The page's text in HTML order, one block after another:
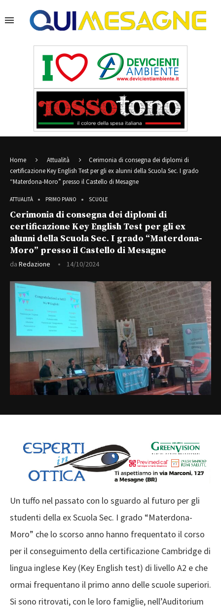
Home Attualità
Cerimonia di consegna dei diplomi di
certificazione Key English Test per gli ex alunni della Scuola Sec. I grado
“Materdona-Moro” presso il Castello di Mesagne
ATTUALITÀ PRIMO PIANO SCUOLE
Cerimonia di consegna dei diplomi di
certificazione Key English Test per gli ex
alunni della Scuola Sec. I grado “Materdona-
Moro” presso il Castello di Mesagne
da Redazione 14/10/2024
Un tuffo nel passato con lo sguardo al futuro per gli
studenti della ex Scuola Sec. I grado “Materdona-
Moro” che lo scorso anno hanno frequentato il corso
per il conseguimento della certificazione Cambridge di
lingua inglese Key (Key English test) di livello A2 e che
ormai frequentano il primo anno delle scuole superiori.
Si sono ritrovati, con le loro famiglie, nell’Auditorium